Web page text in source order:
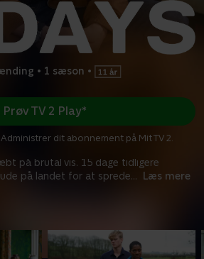
• 1 sæson •
på brutal vis. 15 dage tidligere
på landet for at sprede... Læs mere
Prøv TV 2 Play*
dit abonnement på Mit TV 2.